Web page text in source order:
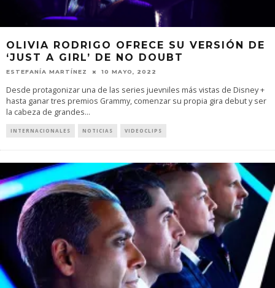
OLIVIA RODRIGO OFRECE SU VERSIÓN DE
‘JUST A GIRL’ DE NO DOUBT
ESTEFANÍA MARTÍNEZ 10 MAYO, 2022
Desde protagonizar una de las series juevniles más vistas de Disney +
hasta ganar tres premios Grammy, comenzar su propia gira debut y ser
la cabeza de grandes...
INTERNACIONALES NOTICIAS VIDEOCLIPS